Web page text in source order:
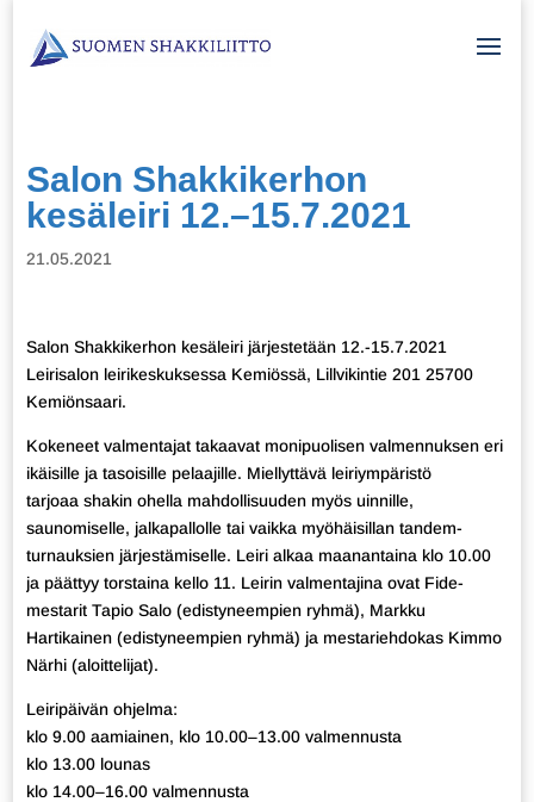
Salon Shakkikerhon
kesäleiri 12.–15.7.2021
21.05.2021
Salon Shakkikerhon kesäleiri järjestetään 12.-15.7.2021
Leirisalon leirikeskuksessa Kemiössä, Lillvikintie 201 25700
Kemiönsaari.
Kokeneet valmentajat takaavat monipuolisen valmennuksen eri
ikäisille ja tasoisille pelaajille. Miellyttävä leiriympäristö
tarjoaa shakin ohella mahdollisuuden myös uinnille,
saunomiselle, jalkapallolle tai vaikka myöhäisillan tandem-
turnauksien järjestämiselle. Leiri alkaa maanantaina klo 10.00
ja päättyy torstaina kello 11. Leirin valmentajina ovat Fide-
mestarit Tapio Salo (edistyneempien ryhmä), Markku
Hartikainen (edistyneempien ryhmä) ja mestariehdokas Kimmo
Närhi (aloittelijat).
Leiripäivän ohjelma:
klo 9.00 aamiainen, klo 10.00–13.00 valmennusta
klo 13.00 lounas
klo 14.00–16.00 valmennusta